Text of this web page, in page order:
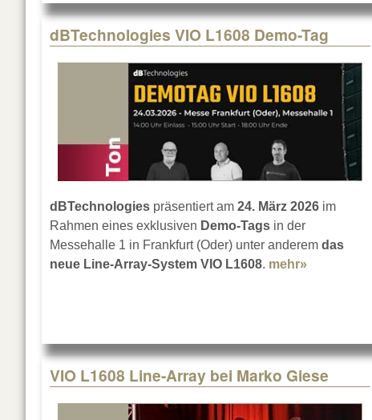
dBTechnologies VIO L1608 Demo-Tag
dBTechnologies präsentiert am 24. März 2026 im
Rahmen eines exklusiven Demo-Tags in der
Messehalle 1 in Frankfurt (Oder) unter anderem das
neue Line-Array-System VIO L1608. mehr» about
VIO L1608 Line-Array bei Marko Giese